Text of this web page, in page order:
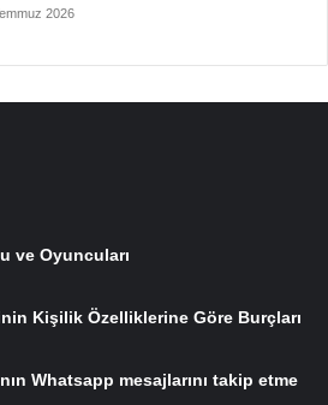
2026
ve Oyuncuları
Kişilik Özelliklerine Göre Burçları
Whatsapp mesajlarını takip etme